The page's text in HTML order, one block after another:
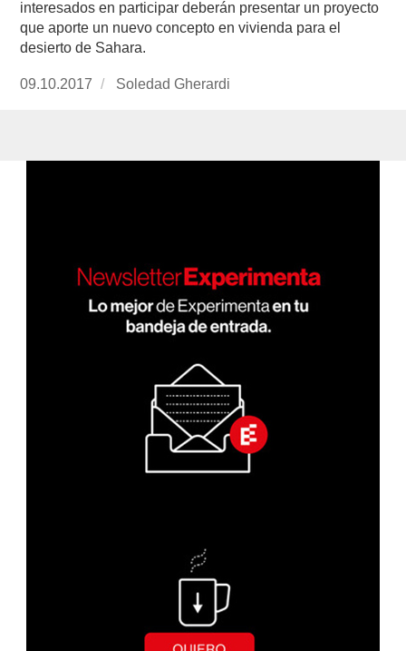
interesados en participar deberán presentar un proyecto
que aporte un nuevo concepto en vivienda para el
desierto de Sahara.
Publicado
09.10.2017
https://www.experimenta.es/author/soledad-
Soledad Gherardi